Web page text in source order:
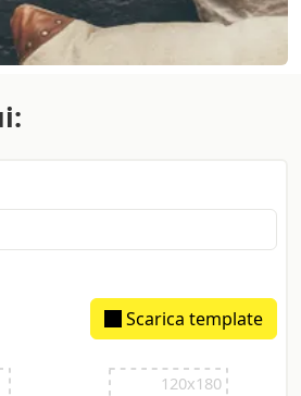
Scarica template
120x180